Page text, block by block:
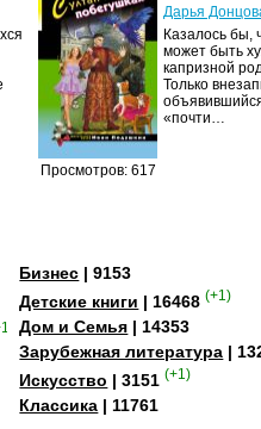
Просмотров: 617
Дарья
Казалось бы,
может быть
капризной
Только
«почти…
Бизнес | 9153
Детские книги | 16468 (+1)
Дом и Семья | 14353
Зарубежная литература |
Искусство | 3151 (+1)
Классика | 11761